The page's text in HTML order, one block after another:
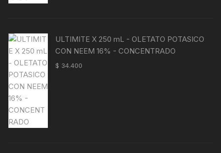
ULTIMITE X 250 mL - OLETATO POTASICO
CON NEEM 16% - CONCENTRADO
$ 34.400